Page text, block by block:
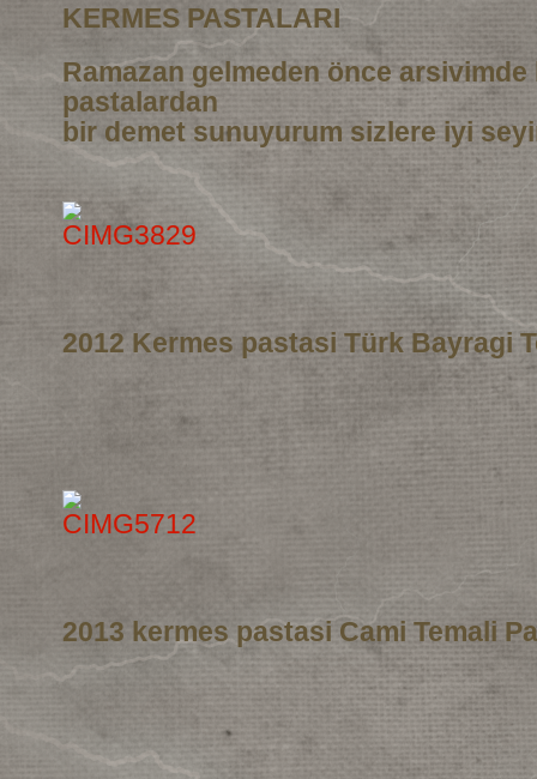
KERMES PASTALARI
Ramazan gelmeden önce arsivimde
pastalardan
bir demet sunuyurum sizlere iyi
2012 Kermes pastasi Türk Bayragi
2013 kermes pastasi Cami Temali